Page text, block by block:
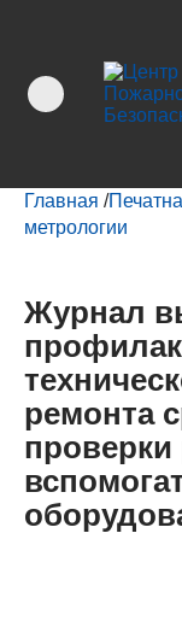
Главная /
метрологии
Журнал
ремонта
проверки